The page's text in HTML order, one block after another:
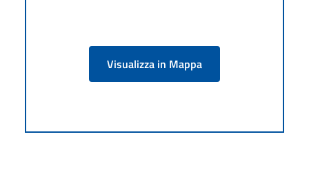
Visualizza in Mappa